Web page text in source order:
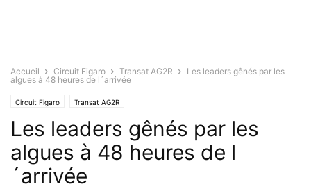
Accueil Circuit Figaro Transat AG2R
Les leaders gênés par les
algues à 48 heures de l´arrivée
Circuit Figaro Transat AG2R
Les leaders gênés par les
algues à 48 heures de l
´arrivée